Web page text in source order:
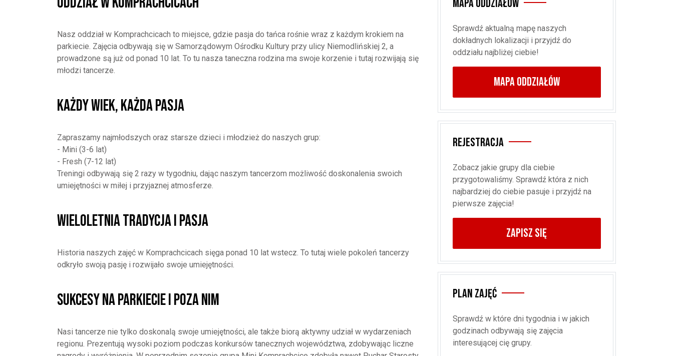
Nasz oddział w Komprachcicach to miejsce, gdzie pasja do tańca rośnie wraz z każdym krokiem na
parkiecie. Zajęcia odbywają się w Samorządowym Ośrodku Kultury przy ulicy Niemodlińskiej 2, a
prowadzone są już od ponad 10 lat. To tu nasza taneczna rodzina ma swoje korzenie i tutaj rozwijają się
młodzi tancerze.
Każdy Wiek, Każda Pasja
Zapraszamy najmłodszych oraz starsze dzieci i młodzież do naszych grup:
- Mini (3-6 lat)
- Fresh (7-12 lat)
Treningi odbywają się 2 razy w tygodniu, dając naszym tancerzom możliwość doskonalenia swoich
umiejętności w miłej i przyjaznej atmosferze.
Wieloletnia Tradycja i Pasja
Historia naszych zajęć w Komprachcicach sięga ponad 10 lat wstecz. To tutaj wiele pokoleń tancerzy
odkryło swoją pasję i rozwijało swoje umiejętności.
Sukcesy na Parkiecie i poza nim
Nasi tancerze nie tylko doskonalą swoje umiejętności, ale także biorą aktywny udział w wydarzeniach
regionu. Prezentują wysoki poziom podczas konkursów tanecznych województwa, zdobywając liczne
Mapa oddziałów
Sprawdź aktualną mapę naszych
dokładnych lokalizacji i przyjdź do
oddziału najbliżej ciebie!
MAPA ODDZIAŁÓW
Rejestracja
Zobacz jakie grupy dla ciebie
przygotowaliśmy. Sprawdź która z nich
najbardziej do ciebie pasuje i przyjdź na
pierwsze zajęcia!
ZAPISZ SIĘ
Plan zajęć
Sprawdź w które dni tygodnia i w jakich
godzinach odbywają się zajęcia
interesującej cię grupy.